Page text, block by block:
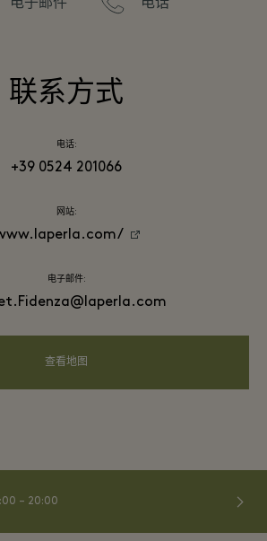
电子邮件 电话
联系方式
电话:
+39 0524 201066
网站:
电子邮件:
查看地图
– 20:00